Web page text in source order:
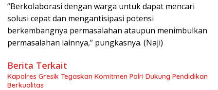
“Berkolaborasi dengan warga untuk dapat mencari
solusi cepat dan mengantisipasi potensi
berkembangnya permasalahan ataupun menimbulkan
permasalahan lainnya,” pungkasnya. (Naji)
Berita Terkait
Kapolres Gresik Tegaskan Komitmen Polri Dukung Pendidikan
Berkualitas